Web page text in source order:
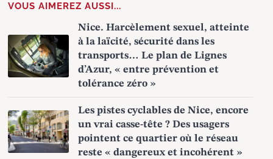
VOUS AIMEREZ AUSSI...
Nice. Harcèlement sexuel, atteinte
à la laïcité, sécurité dans les
transports… Le plan de Lignes
d’Azur, « entre prévention et
tolérance zéro »
Les pistes cyclables de Nice, encore
un vrai casse-tête ? Des usagers
pointent ce quartier où le réseau
reste « dangereux et incohérent »